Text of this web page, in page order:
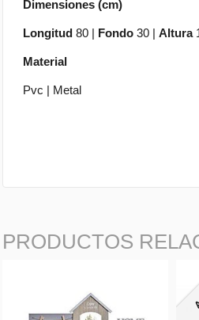
Dimensiones (cm)
Longitud 80 | Fondo 30 |Altura
Material
Pvc | Metal
PRODUCTOS